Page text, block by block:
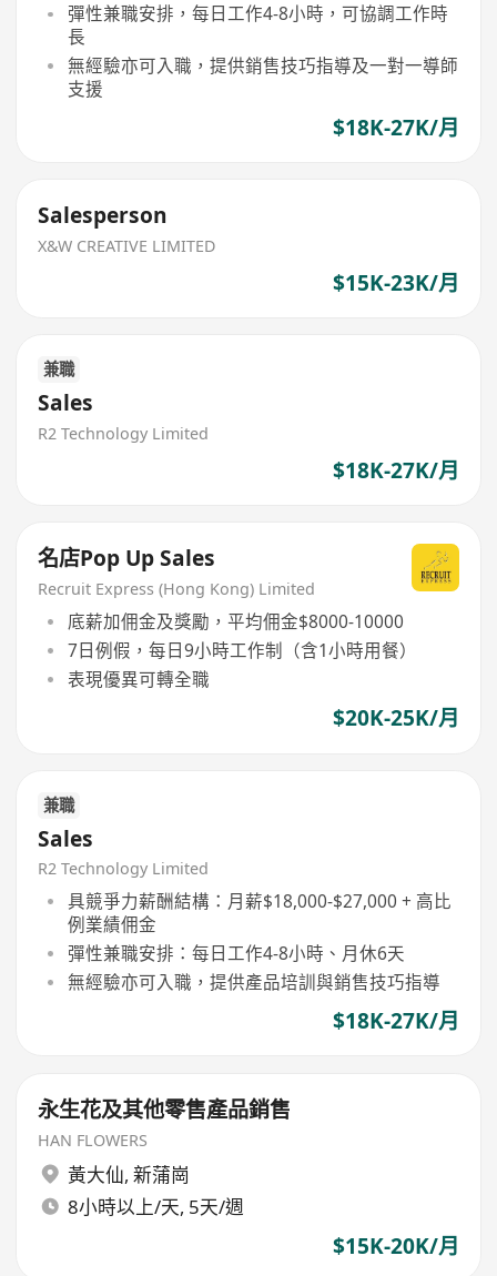
彈性兼職安排，每日工作4-8小時，可協調工作時
長
無經驗亦可入職，提供銷售技巧指導及一對一導師
支援
$18K-27K/月
Salesperson
X&W CREATIVE LIMITED
$15K-23K/月
兼職
Sales
R2 Technology Limited
$18K-27K/月
名店Pop Up Sales
Recruit Express (Hong Kong) Limited
底薪加佣金及獎勵，平均佣金$8000-10000
7日例假，每日9小時工作制（含1小時用餐）
表現優異可轉全職
$20K-25K/月
兼職
Sales
R2 Technology Limited
具競爭力薪酬結構：月薪$18,000-$27,000 + 高比
例業績佣金
彈性兼職安排：每日工作4-8小時、月休6天
無經驗亦可入職，提供產品培訓與銷售技巧指導
$18K-27K/月
永生花及其他零售產品銷售
HAN FLOWERS
黃大仙, 新蒲崗
8小時以上/天, 5天/週
$15K-20K/月